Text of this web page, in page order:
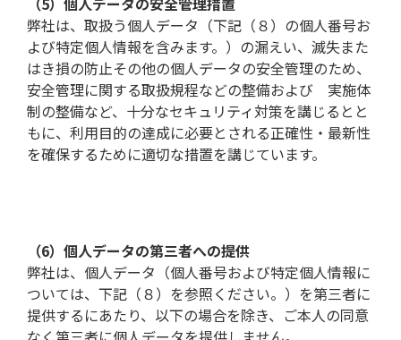
弊社は、取扱う個人データ（下記（８）の個人番号お
よび特定個人情報を含みます。）の漏えい、滅失また
はき損の防止その他の個人データの安全管理のため、
安全管理に関する取扱規程などの整備および 実施体
制の整備など、十分なセキュリティ対策を講じるとと
もに、利用目的の達成に必要とされる正確性・最新性
を確保するために適切な措置を講じています。
（6）個人データの第三者への提供
弊社は、個人データ（個人番号および特定個人情報に
ついては、下記（８）を参照ください。）を第三者に
提供するにあたり、以下の場合を除き、ご本人の同意